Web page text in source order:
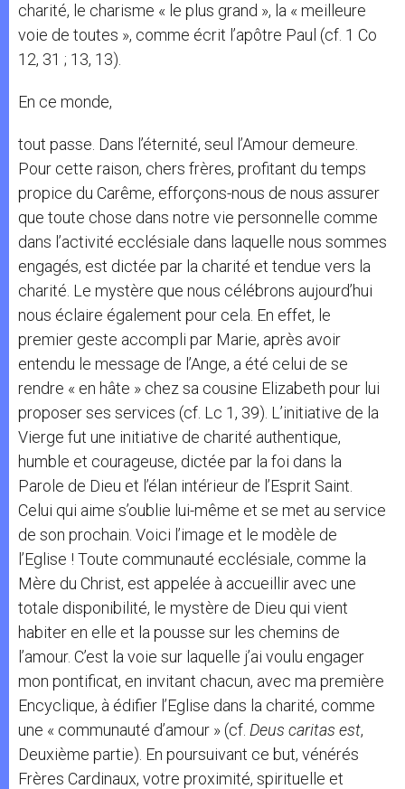
charité, le charisme « le plus grand », la « meilleure
voie de toutes », comme écrit l’apôtre Paul (cf. 1 Co
12, 31 ; 13, 13).
En ce monde,
tout passe. Dans l’éternité, seul l’Amour demeure.
Pour cette raison, chers frères, profitant du temps
propice du Carême, efforçons-nous de nous assurer
que toute chose dans notre vie personnelle comme
dans l’activité ecclésiale dans laquelle nous sommes
engagés, est dictée par la charité et tendue vers la
charité. Le mystère que nous célébrons aujourd’hui
nous éclaire également pour cela. En effet, le
premier geste accompli par Marie, après avoir
entendu le message de l’Ange, a été celui de se
rendre « en hâte » chez sa cousine Elizabeth pour lui
proposer ses services (cf. Lc 1, 39). L’initiative de la
Vierge fut une initiative de charité authentique,
humble et courageuse, dictée par la foi dans la
Parole de Dieu et l’élan intérieur de l’Esprit Saint.
Celui qui aime s’oublie lui-même et se met au service
de son prochain. Voici l’image et le modèle de
l’Eglise ! Toute communauté ecclésiale, comme la
Mère du Christ, est appelée à accueillir avec une
totale disponibilité, le mystère de Dieu qui vient
habiter en elle et la pousse sur les chemins de
l’amour. C’est la voie sur laquelle j’ai voulu engager
mon pontificat, en invitant chacun, avec ma première
Encyclique, à édifier l’Eglise dans la charité, comme
une « communauté d’amour » (cf. Deus caritas est,
Deuxième partie). En poursuivant ce but, vénérés
Frères Cardinaux, votre proximité, spirituelle et